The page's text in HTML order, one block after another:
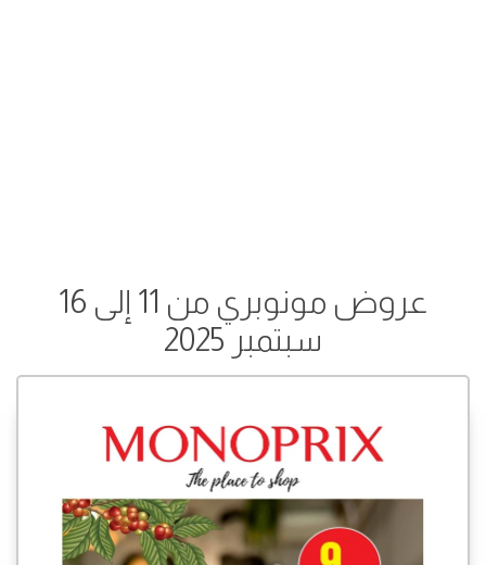
عروض مونوبري من 11 إلى 16
سبتمبر 2025